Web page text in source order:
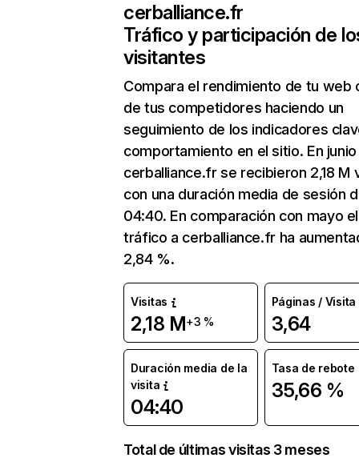
cerballiance.fr
Tráfico y participación de
visitantes
Compara el rendimiento de tu web
de tus competidores haciendo un
seguimiento de los indicadores
comportamiento en el sitio. En junio
cerballiance.fr se recibieron 2,18 M
con una duración media de sesión
04:40. En comparación con mayo el
tráfico a cerballiance.fr ha
2,84 %.
Visitas
2,18 M+3 %
Páginas / Visita
3,64
Duración media de la
visita
04:40
Tasa de rebote
35,66 %
Total de últimas visitas 3 meses